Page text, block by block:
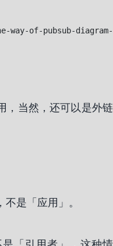
way-of-pubsub-
，当然，还可以是外链
是「应用」。